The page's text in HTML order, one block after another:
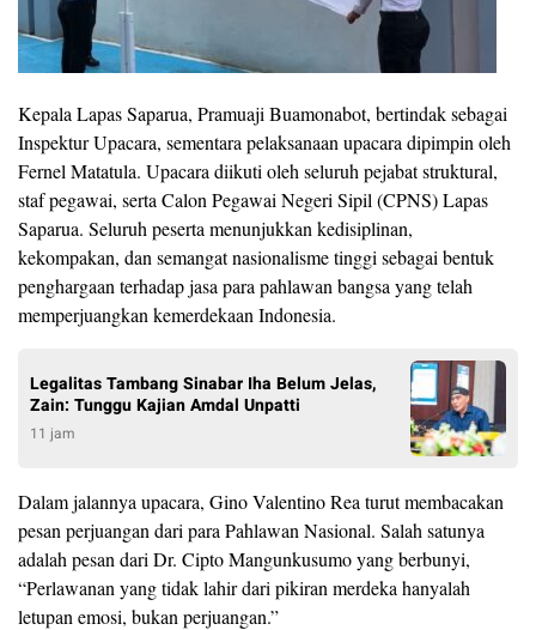
Kepala Lapas Saparua, Pramuaji Buamonabot, bertindak sebagai
Inspektur Upacara, sementara pelaksanaan upacara dipimpin oleh
Fernel Matatula. Upacara diikuti oleh seluruh pejabat struktural,
staf pegawai, serta Calon Pegawai Negeri Sipil (CPNS) Lapas
Saparua. Seluruh peserta menunjukkan kedisiplinan,
kekompakan, dan semangat nasionalisme tinggi sebagai bentuk
penghargaan terhadap jasa para pahlawan bangsa yang telah
memperjuangkan kemerdekaan Indonesia.
Legalitas Tambang Sinabar Iha Belum Jelas,
Zain: Tunggu Kajian Amdal Unpatti
11 jam
Dalam jalannya upacara, Gino Valentino Rea turut membacakan
pesan perjuangan dari para Pahlawan Nasional. Salah satunya
adalah pesan dari Dr. Cipto Mangunkusumo yang berbunyi,
“Perlawanan yang tidak lahir dari pikiran merdeka hanyalah
letupan emosi, bukan perjuangan.”